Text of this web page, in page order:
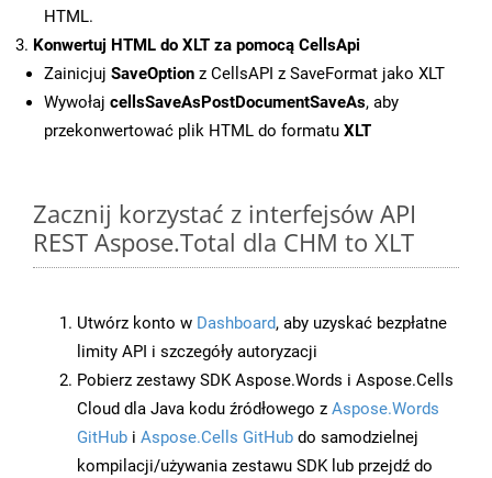
HTML.
Konwertuj HTML do XLT za pomocą CellsApi
Zainicjuj SaveOption z CellsAPI z SaveFormat jako XLT
Wywołaj cellsSaveAsPostDocumentSaveAs, aby
przekonwertować plik HTML do formatu XLT
Zacznij korzystać z interfejsów API
REST Aspose.Total dla CHM to XLT
Utwórz konto w Dashboard, aby uzyskać bezpłatne
limity API i szczegóły autoryzacji
Pobierz zestawy SDK Aspose.Words i Aspose.Cells
Cloud dla Java kodu źródłowego z Aspose.Words
GitHub i Aspose.Cells GitHub do samodzielnej
kompilacji/używania zestawu SDK lub przejdź do